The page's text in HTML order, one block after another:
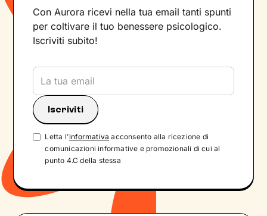
Con Aurora ricevi nella tua email tanti spunti
per coltivare il tuo benessere psicologico.
Iscriviti subito!
Letta l'informativa acconsento alla ricezione di
comunicazioni informative e promozionali di cui al
punto 4.C della stessa